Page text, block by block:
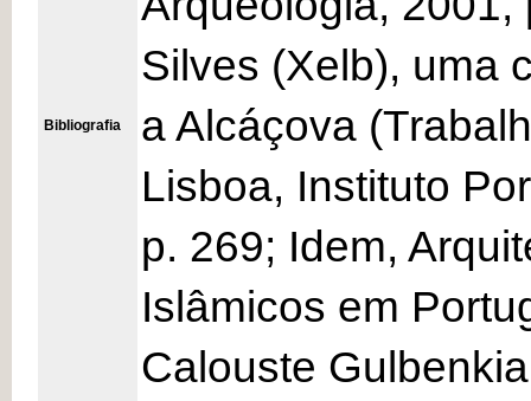
Bibliografia
Silves (Xelb), uma
a Alcáçova
Lisboa, Instituto
p. 269; Idem,
Islâmicos em
Calouste